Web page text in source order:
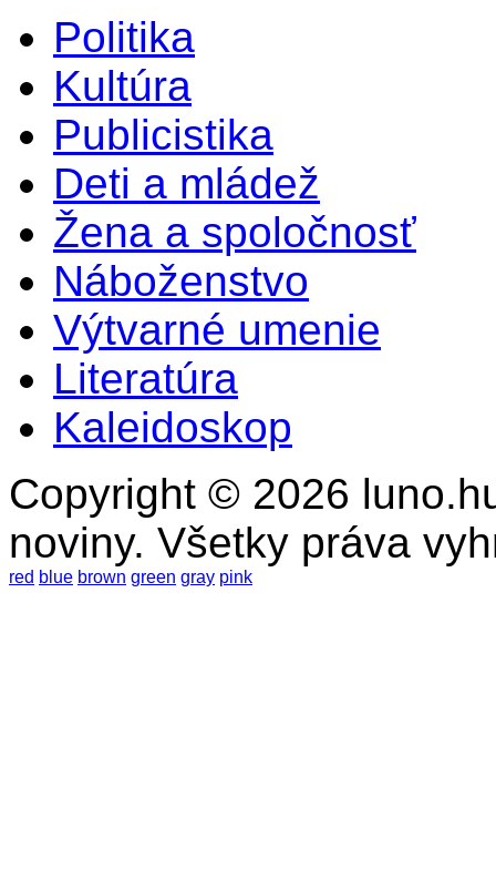
Politika
Kultúra
Publicistika
Deti a mládež
Žena a spoločnosť
Náboženstvo
Výtvarné umenie
Literatúra
Kaleidoskop
Copyright © 2026
noviny. Všetky práva
red blue brown green gray pink